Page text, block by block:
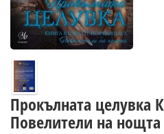
Прокълната целувка
Повелители на нощта